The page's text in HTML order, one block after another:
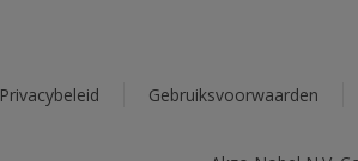
Privacybeleid Gebruiksvoorwaarden